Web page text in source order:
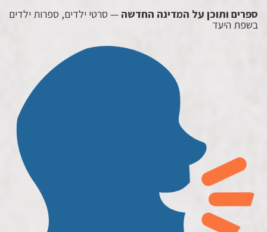
ספרים ותוכן על המדינה החדשה — סרטי ילדים, ספרות ילדים
בשפת היעד